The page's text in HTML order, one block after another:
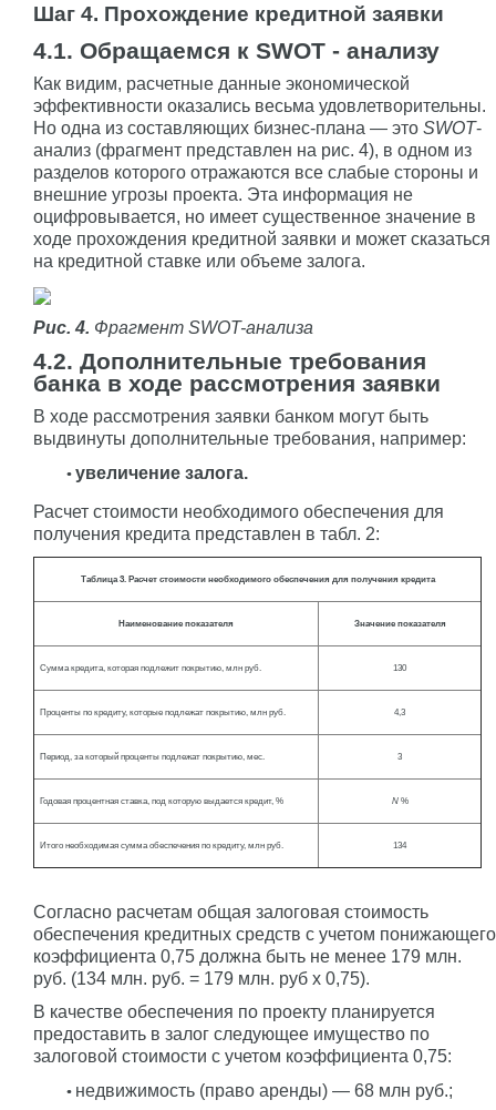
Шаг 4. Прохождение кредитной заявки
4.1. Обращаемся к SWOT - анализу
Как видим, расчетные данные экономической
эффективности оказались весьма удовлетворительны.
Но одна из составляющих бизнес-плана — это SWOT-
анализ (фрагмент представлен на рис. 4), в одном из
разделов которого отражаются все слабые стороны и
внешние угрозы проекта. Эта информация не
оцифровывается, но имеет существенное значение в
ходе прохождения кредитной заявки и может сказаться
на кредитной ставке или объеме залога.
Рис. 4. Фрагмент SWOT-анализа
4.2. Дополнительные требования
банка в ходе рассмотрения заявки
В ходе рассмотрения заявки банком могут быть
выдвинуты дополнительные требования, например:
увеличение залога.
Расчет стоимости необходимого обеспечения для
получения кредита представлен в табл. 2:
Таблица 3. Расчет стоимости необходимого обеспечения для получения кредита
Наименование показателя Значение показателя
Сумма кредита, которая подлежит покрытию, млн руб. 130
Проценты по кредиту, которые подлежат покрытию, млн руб. 4,3
Период, за который проценты подлежат покрытию, мес. 3
Годовая процентная ставка, под которую выдается кредит, % N%
Итого необходимая сумма обеспечения по кредиту, млн руб. 134
Согласно расчетам общая залоговая стоимость
обеспечения кредитных средств с учетом понижающего
коэффициента 0,75 должна быть не менее 179 млн.
руб. (134 млн. руб. = 179 млн. руб x 0,75).
В качестве обеспечения по проекту планируется
предоставить в залог следующее имущество по
залоговой стоимости с учетом коэффициента 0,75:
недвижимость (право аренды) — 68 млн руб.;